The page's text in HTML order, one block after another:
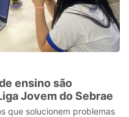
ensino são
Jovem do Sebrae
que solucionem problemas